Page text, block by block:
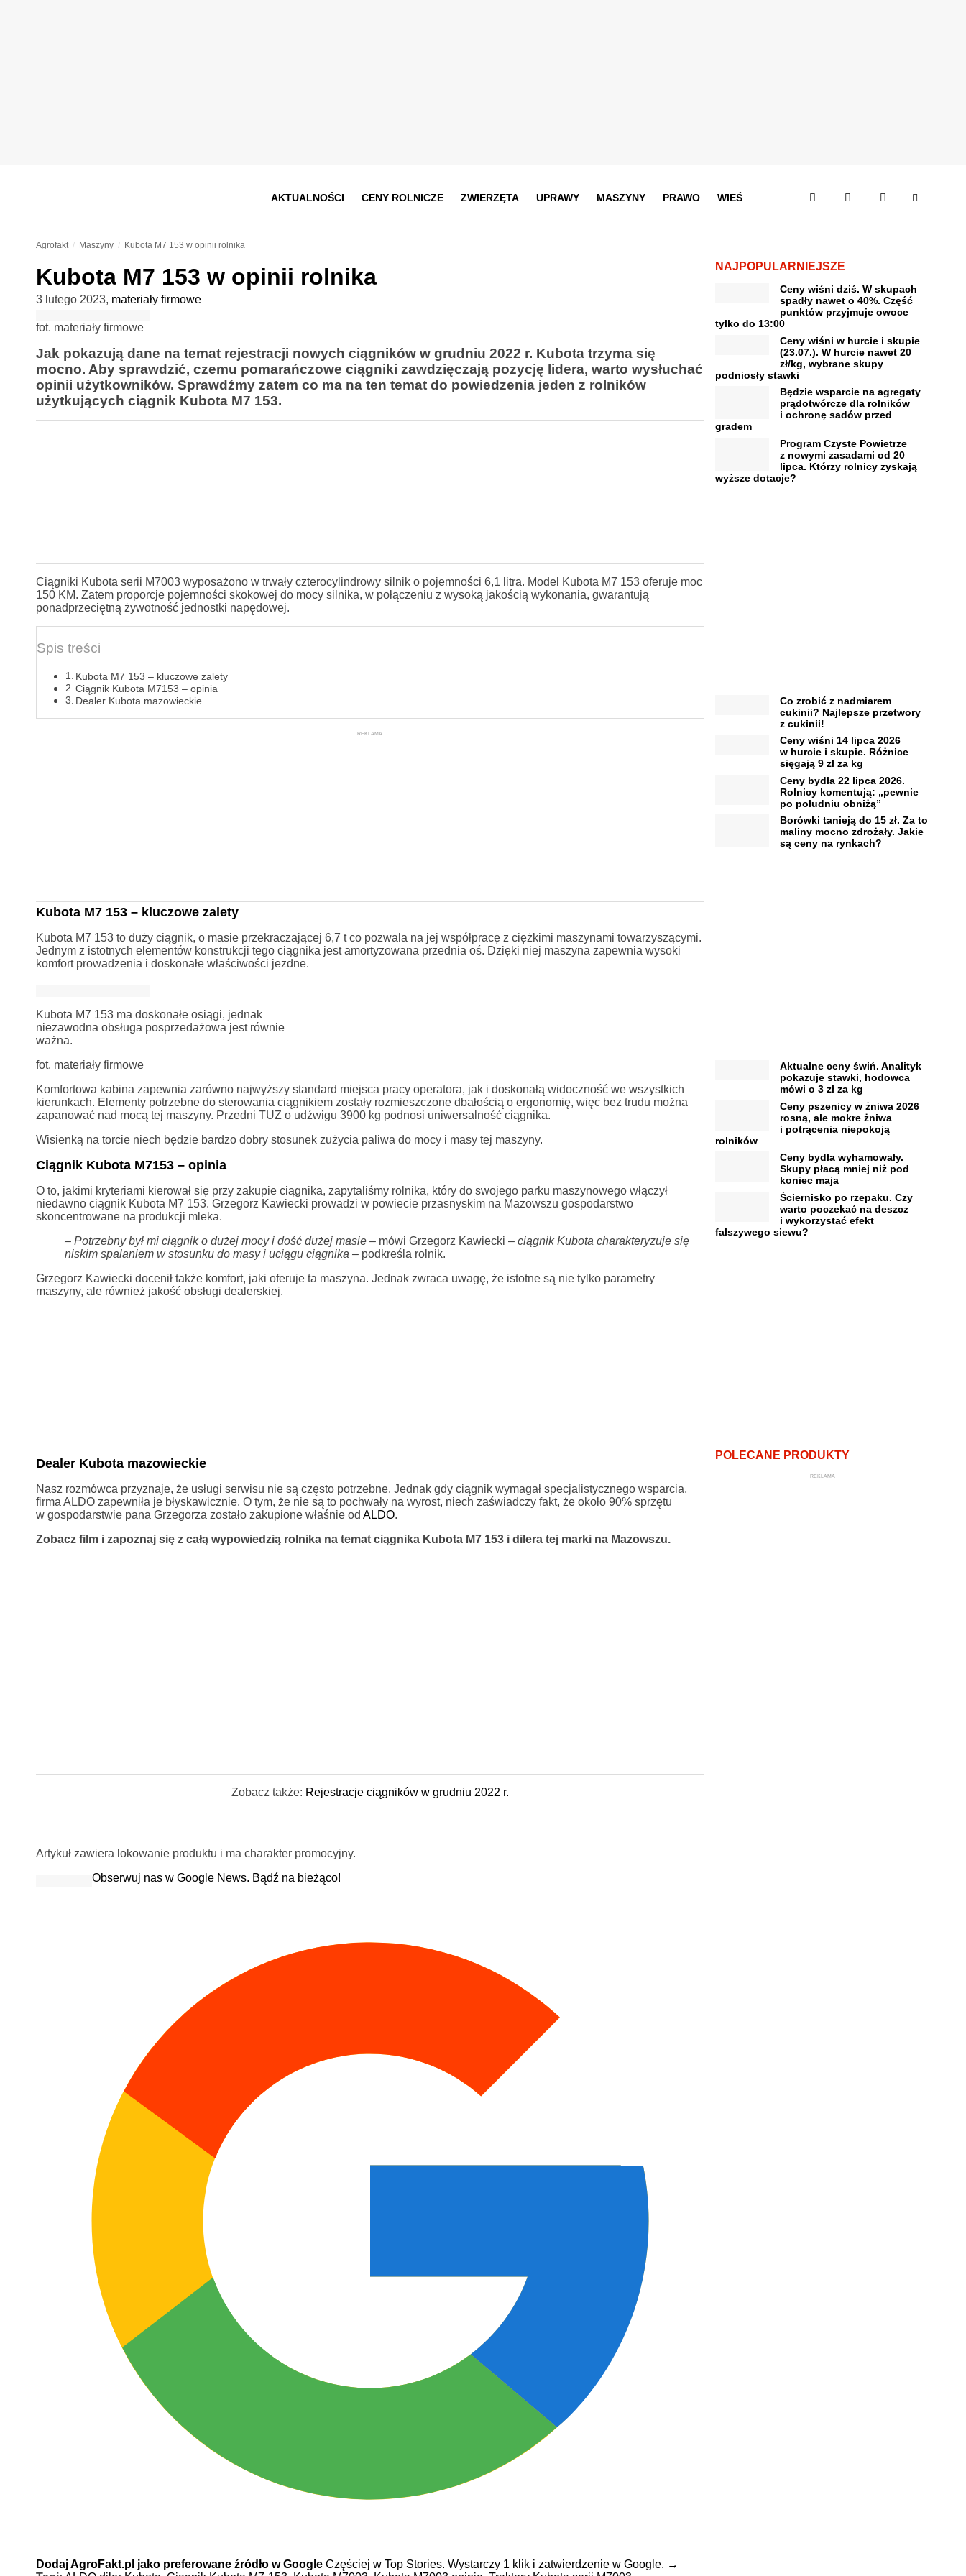
AKTUALNOŚCI CENY ROLNICZE ZWIERZĘTA UPRAWY MASZYNY PRAWO WIEŚ
Agrofakt Maszyny Kubota M7 153 w opinii rolnika
Kubota M7 153 w opinii rolnika
3 lutego 2023, materiały firmowe
fot. materiały firmowe
Jak pokazują dane na temat rejestracji nowych ciągników w grudniu 2022 r. Kubota trzyma się
mocno. Aby sprawdzić, czemu pomarańczowe ciągniki zawdzięczają pozycję lidera, warto wysłuchać
opinii użytkowników. Sprawdźmy zatem co ma na ten temat do powiedzenia jeden z rolników
użytkujących ciągnik Kubota M7 153.
Ciągniki Kubota serii M7003 wyposażono w trwały czterocylindrowy silnik o pojemności 6,1 litra. Model Kubota M7 153 oferuje moc
150 KM. Zatem proporcje pojemności skokowej do mocy silnika, w połączeniu z wysoką jakością wykonania, gwarantują
ponadprzeciętną żywotność jednostki napędowej.
Spis treści
Kubota M7 153 – kluczowe zalety
Ciągnik Kubota M7153 – opinia
Dealer Kubota mazowieckie
REKLAMA
Kubota M7 153 – kluczowe zalety
Kubota M7 153 to duży ciągnik, o masie przekraczającej 6,7 t co pozwala na jej współpracę z ciężkimi maszynami towarzyszącymi.
Jednym z istotnych elementów konstrukcji tego ciągnika jest amortyzowana przednia oś. Dzięki niej maszyna zapewnia wysoki
komfort prowadzenia i doskonałe właściwości jezdne.
Kubota M7 153 ma doskonałe osiągi, jednak
niezawodna obsługa posprzedażowa jest równie
ważna.
fot. materiały firmowe
Komfortowa kabina zapewnia zarówno najwyższy standard miejsca pracy operatora, jak i doskonałą widoczność we wszystkich
kierunkach. Elementy potrzebne do sterowania ciągnikiem zostały rozmieszczone dbałością o ergonomię, więc bez trudu można
zapanować nad mocą tej maszyny. Przedni TUZ o udźwigu 3900 kg podnosi uniwersalność ciągnika.
Wisienką na torcie niech będzie bardzo dobry stosunek zużycia paliwa do mocy i masy tej maszyny.
Ciągnik Kubota M7153 – opinia
O to, jakimi kryteriami kierował się przy zakupie ciągnika, zapytaliśmy rolnika, który do swojego parku maszynowego włączył
niedawno ciągnik Kubota M7 153. Grzegorz Kawiecki prowadzi w powiecie przasnyskim na Mazowszu gospodarstwo
skoncentrowane na produkcji mleka.
– Potrzebny był mi ciągnik o dużej mocy i dość dużej masie –mówi Grzegorz Kawiecki –ciągnik Kubota charakteryzuje się
niskim spalaniem w stosunku do masy i uciągu ciągnika –podkreśla rolnik.
Grzegorz Kawiecki docenił także komfort, jaki oferuje ta maszyna. Jednak zwraca uwagę, że istotne są nie tylko parametry
maszyny, ale również jakość obsługi dealerskiej.
Dealer Kubota mazowieckie
Nasz rozmówca przyznaje, że usługi serwisu nie są często potrzebne. Jednak gdy ciągnik wymagał specjalistycznego wsparcia,
firma ALDO zapewniła je błyskawicznie. O tym, że nie są to pochwały na wyrost, niech zaświadczy fakt, że około 90% sprzętu
w gospodarstwie pana Grzegorza zostało zakupione właśnie od ALDO.
Zobacz film i zapoznaj się z całą wypowiedzią rolnika na temat ciągnika Kubota M7 153 i dilera tej marki na Mazowszu.
Zobacz także: Rejestracje ciągników w grudniu 2022 r.
Artykuł zawiera lokowanie produktu i ma charakter promocyjny.
Obserwuj nas w Google News. Bądź na bieżąco!
Dodaj AgroFakt.pl jako preferowane źródło w Google Częściej w Top Stories. Wystarczy 1 klik i zatwierdzenie w Google. →
NAJPOPULARNIEJSZE
Ceny wiśni dziś. W skupach
spadły nawet o 40%. Część
punktów przyjmuje owoce
tylko do 13:00
Ceny wiśni w hurcie i skupie
(23.07.). W hurcie nawet 20
zł/kg, wybrane skupy
podniosły stawki
Będzie wsparcie na agregaty
prądotwórcze dla rolników
i ochronę sadów przed
gradem
Program Czyste Powietrze
z nowymi zasadami od 20
lipca. Którzy rolnicy zyskają
wyższe dotacje?
Co zrobić z nadmiarem
cukinii? Najlepsze przetwory
z cukinii!
Ceny wiśni 14 lipca 2026
w hurcie i skupie. Różnice
sięgają 9 zł za kg
Ceny bydła 22 lipca 2026.
Rolnicy komentują: „pewnie
po południu obniżą”
Borówki tanieją do 15 zł. Za to
maliny mocno zdrożały. Jakie
są ceny na rynkach?
Aktualne ceny świń. Analityk
pokazuje stawki, hodowca
mówi o 3 zł za kg
Ceny pszenicy w żniwa 2026
rosną, ale mokre żniwa
i potrącenia niepokoją
rolników
Ceny bydła wyhamowały.
Skupy płacą mniej niż pod
koniec maja
Ściernisko po rzepaku. Czy
warto poczekać na deszcz
i wykorzystać efekt
fałszywego siewu?
POLECANE PRODUKTY
REKLAMA